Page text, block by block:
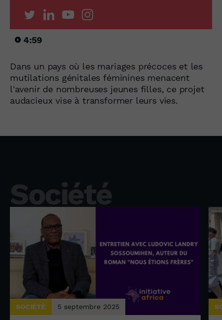
4:59
Dans un pays où les mariages précoces et les
mutilations génitales féminines menacent
l'avenir de nombreuses jeunes filles, ce projet
audacieux vise à transformer leurs vies.
Société
SOCIÉTÉ 5 septembre 2025